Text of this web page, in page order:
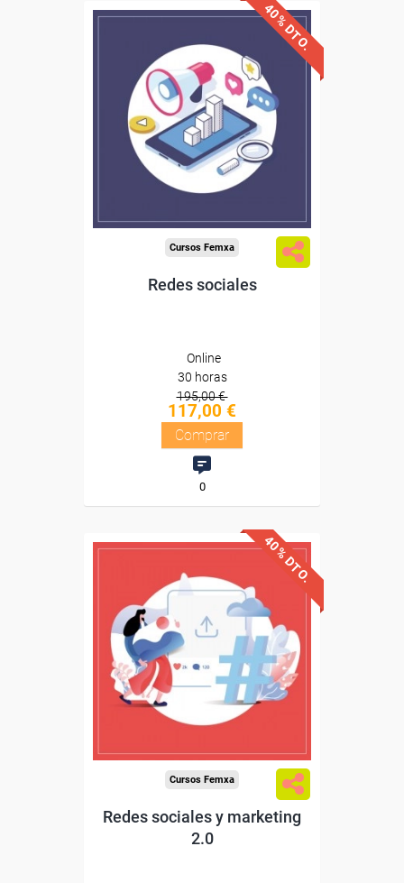
40% DTO.
Descuentos especiales
Sin requisitos de acceso
Diploma
Cursos Femxa
Redes sociales
Online
30 horas
195,00 €
117,00 €
Comprar
0
40% DTO.
Descuentos especiales
Sin requisitos de acceso
Diploma
Cursos Femxa
Redes sociales y marketing
2.0